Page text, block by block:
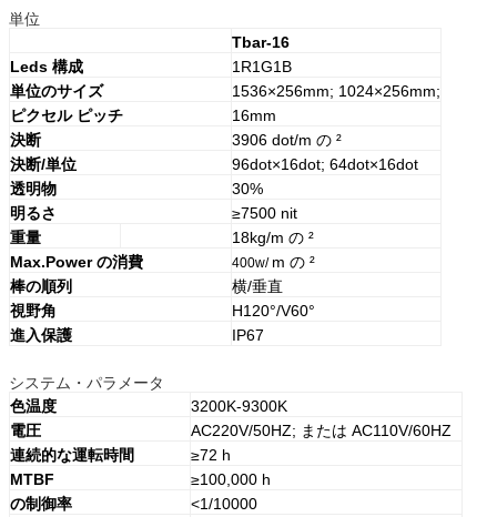
単位
Tbar-16
Leds 構成
1R1G1B
単位のサイズ
1536×256mm; 1024×256mm;
ピクセル ピッチ
16mm
決断
3906 dot/m の ²
決断/単位
96dot×16dot; 64dot×16dot
透明物
30%
明るさ
≥7500 nit
重量
18kg/m の ²
Max.Power の消費
400w/ m の ²
棒の順列
横/垂直
視野角
H120°/V60°
進入保護
IP67
システム・パラメータ
色温度
3200K-9300K
電圧
AC220V/50HZ; または AC110V/60HZ
連続的な運転時間
≥72 h
MTBF
≥100,000 h
の制御率
<1/10000